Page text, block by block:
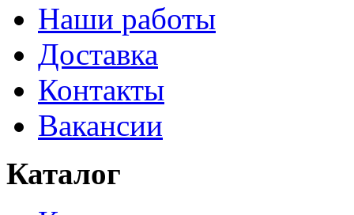
Наши работы
Доставка
Контакты
Вакансии
Каталог